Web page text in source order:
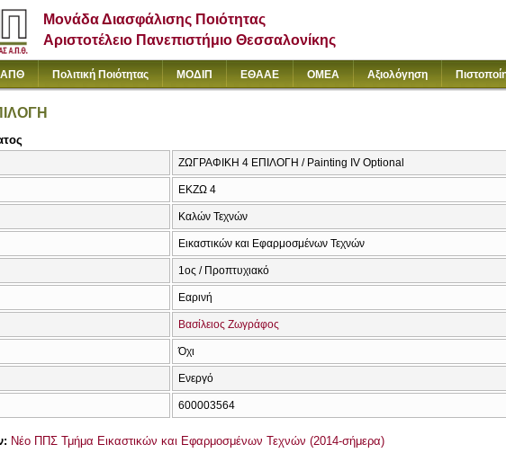
Μονάδα Διασφάλισης Ποιότητας
Αριστοτέλειο Πανεπιστήμιο Θεσσαλονίκης
ΑΠΘ Πολιτική Ποιότητας ΜΟΔΙΠ ΕΘΑΑΕ ΟΜΕΑ Αξιολόγηση
ΖΩΓΡΑΦΙΚΗ 4 ΕΠΙΛΟΓΗ / Painting IV Optional
ΕΚΖΩ 4
Καλών Τεχνών
Εικαστικών και Εφαρμοσμένων Τεχνών
1ος / Προπτυχιακό
Εαρινή
Βασίλειος Ζωγράφος
Όχι
Ενεργό
600003564
Νέο ΠΠΣ Τμήμα Εικαστικών και Εφαρμοσμένων Τεχνών (2014-σήμερα)